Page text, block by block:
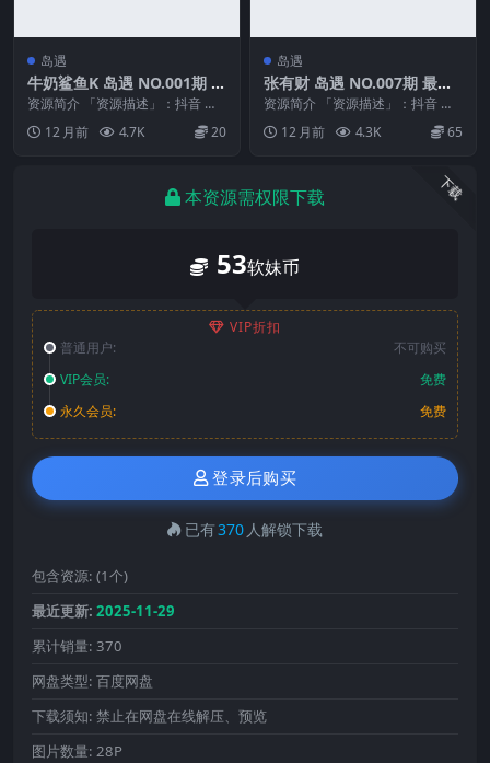
岛遇
牛奶鲨鱼K 岛遇 NO.001期 最
新至：2025.8.14
资源简介 「资源描述」：抖音 牛
奶鲨鱼K 岛遇 NO.001期 【19P6
V】最...
12 月前 4.7K 20
岛遇
张有财 岛遇 NO.007期 最新
至：2025.8.9
资源简介 「资源描述」：抖音 张
有财 岛遇 NO.007期 【5P6V】最
新至：...
12 月前 4.3K 65
下载
本资源需权限下载
53软妹币
VIP折扣
普通用户:
不可购买
VIP会员:
免费
永久会员:
免费
登录后购买
已有370 人解锁下载
包含资源: (1个)
最近更新: 2025-11-29
累计销量: 370
网盘类型: 百度网盘
下载须知: 禁止在网盘在线解压、预览
图片数量: 28P